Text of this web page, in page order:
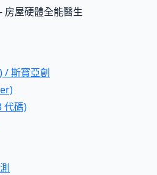
屋硬體全能醫生
/ 斯寶亞創
代碼)